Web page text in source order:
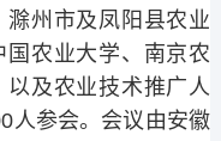
州市及凤阳县农业
农业大学、南京农
及农业技术推广人
人参会。会议由安徽